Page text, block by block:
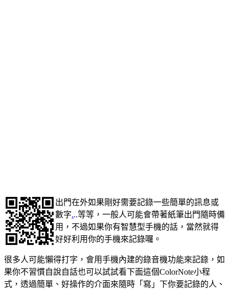
出門在外如果剛好需要記錄一些簡單的訊息或
數字...等等，一般人可能會帶著紙筆出門隨時備
用，不過如果你有智慧型手機的話，當然就得
好好利用你的手機來記錄囉。
很多人可能懶得打字，會用手機內建的錄音機功能來記錄，如
果你不習慣自說自話也可以試試看下面這個ColorNote小程
式，透過簡單、好操作的介面來隨時「寫」下你要記錄的人、